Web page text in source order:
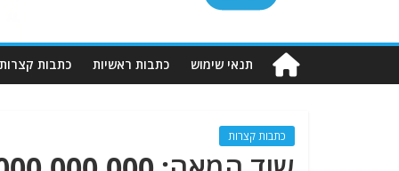
מהמקורות
תנאי שימוש כתבות ראשיות כתבות קצרות
כתבות קצרות